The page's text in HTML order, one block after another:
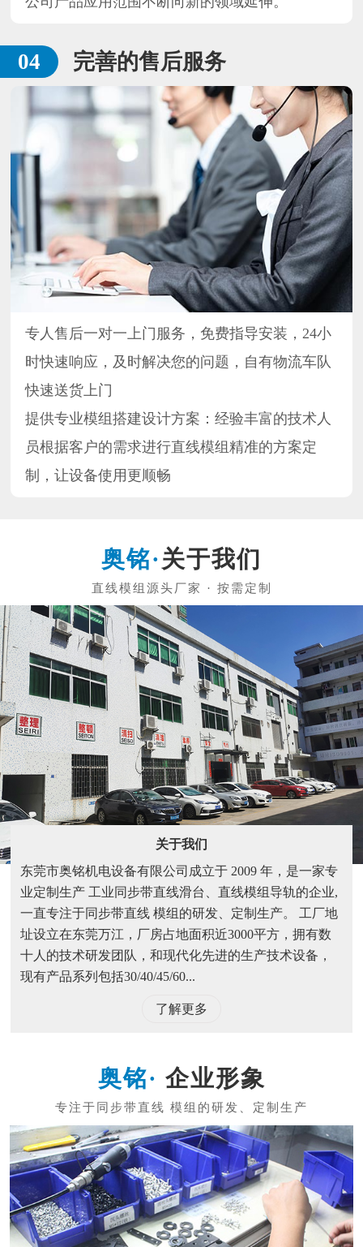
完善的售后服务
专人售后一对一上门服务，免费指导安装，24小
时快速响应，及时解决您的问题，自有物流车队
快速送货上门
提供专业模组搭建设计方案：经验丰富的技术人
员根据客户的需求进行直线模组精准的方案定
制，让设备使用更顺畅
关于我们
关于我们
东莞市奥铭机电设备有限公司成立于 2009 年，是一家专
业定制生产 工业同步带直线滑台、直线模组导轨的企业,
一直专注于同步带直线 模组的研发、定制生产。 工厂地
址设立在东莞万江，厂房占地面积近3000平方，拥有数
十人的技术研发团队，和现代化先进的生产技术设备，
现有产品系列包括30/40/45/60...
了解更多
企业形象